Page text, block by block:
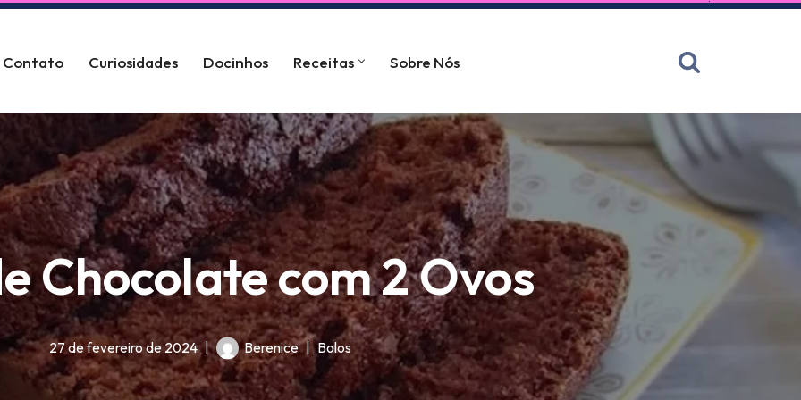
Contato Curiosidades Docinhos Receitas Sobre Nós
Chocolate com 2 Ovos
27 de fevereiro de 2024 Berenice Bolos